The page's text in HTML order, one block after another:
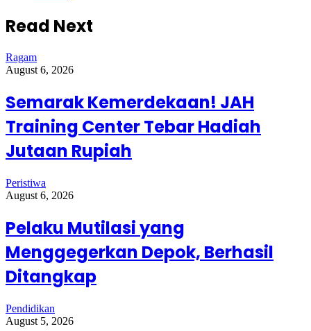
Read Next
Ragam
August 6, 2026
Semarak Kemerdekaan! JAH
Training Center Tebar Hadiah
Jutaan Rupiah
Peristiwa
August 6, 2026
Pelaku Mutilasi yang
Menggegerkan Depok, Berhasil
Ditangkap
Pendidikan
August 5, 2026